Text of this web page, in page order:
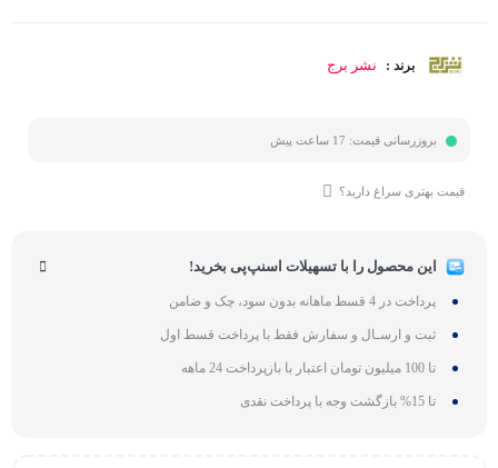
برند : نشر برج
بروزرسانی قیمت: 17 ساعت پیش
قیمت بهتری سراغ دارید؟
این محصول را با تسهیلات اسنپ‌پی بخرید!
پرداخت در 4 قسط ماهانه بدون سود، چک و ضامن
ثبت و ارسـال و سفارش فقط با پرداخت قسط اول
تا 100 میلیون تومان اعتبار با بازپرداخت 24 ماهه
تا 15% بازگشت وجه با پرداخت نقدی